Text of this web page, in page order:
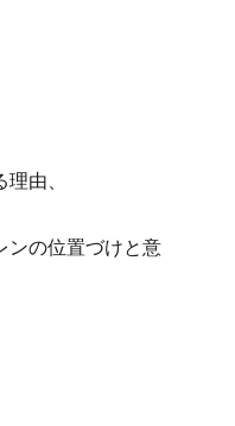
由、
ンの位置づけと意